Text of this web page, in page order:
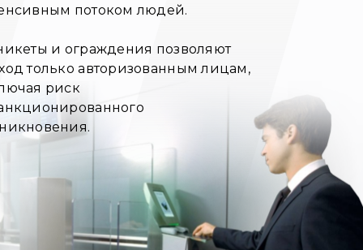
потоком людей.
и ограждения позволяют
только авторизованным лицам,
риск